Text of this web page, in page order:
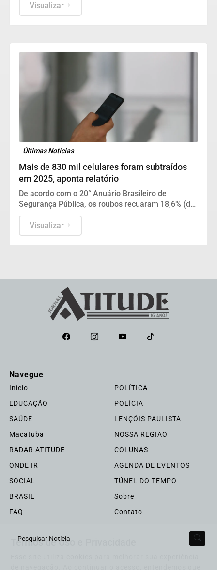
Visualizar
Últimas Notícias
Mais de 830 mil celulares foram subtraídos
em 2025, aponta relatório
De acordo com o 20° Anuário Brasileiro de
Segurança Pública, os roubos recuaram 18,6% (de
377.787 para 308.723), enquanto os furtos
cresceram 0,9% (de 477.326 para 483.561).
Visualizar
Navegue
Início
POLÍTICA
EDUCAÇÃO
POLÍCIA
SAÚDE
LENÇÓIS PAULISTA
Macatuba
NOSSA REGIÃO
RADAR ATITUDE
COLUNAS
ONDE IR
AGENDA DE EVENTOS
SOCIAL
TÚNEL DO TEMPO
BRASIL
Sobre
FAQ
Contato
Pesquisar Notícia
Termos de Uso e Privacidade